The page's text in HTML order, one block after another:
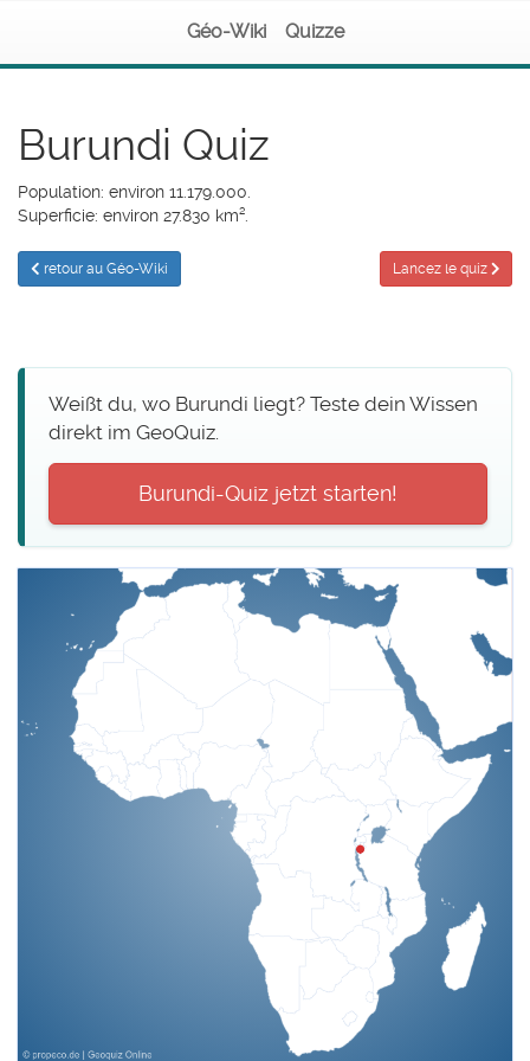
Géo-Wiki Quizze
Burundi Quiz
Population: environ 11.179.000.
Superficie: environ 27.830 km².
retour au Géo-Wiki Lancez le quiz
Weißt du, wo Burundi liegt? Teste dein Wissen
direkt im GeoQuiz.
Burundi-Quiz jetzt starten!